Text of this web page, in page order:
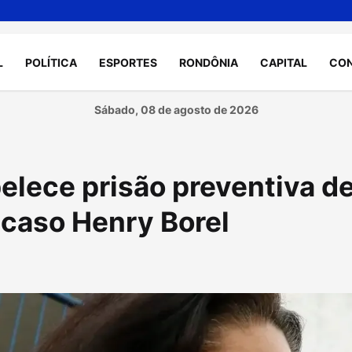
POLÍTICA ESPORTES RONDÔNIA CAPITAL
Sábado, 08 de agosto de 2026
prisão preventiva
Henry Borel